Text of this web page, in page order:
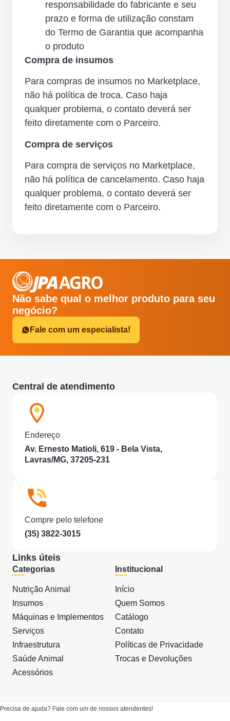
responsabilidade do fabricante e seu
prazo e forma de utilização constam
do Termo de Garantia que acompanha
o produto
Compra de insumos
Para compras de insumos no Marketplace,
não há política de troca. Caso haja
qualquer problema, o contato deverá ser
feito diretamente com o Parceiro.
Compra de serviços
Para compra de serviços no Marketplace,
não há política de cancelamento. Caso haja
qualquer problema, o contato deverá ser
feito diretamente com o Parceiro.
Não sabe qual o melhor produto para seu
negócio?
Fale com um especialista!
Central de atendimento
Endereço
Av. Ernesto Matioli, 619 - Bela Vista,
Lavras/MG, 37205-231
Compre pelo telefone
(35) 3822-3015
Links úteis
Categorias
Nutrição Animal
Insumos
Máquinas e Implementos
Serviços
Infraestrutura
Saúde Animal
Acessórios
Institucional
Início
Quem Somos
Catálogo
Contato
Políticas de Privacidade
Trocas e Devoluções
Precisa de ajuda? Fale com um de nossos atendentes!